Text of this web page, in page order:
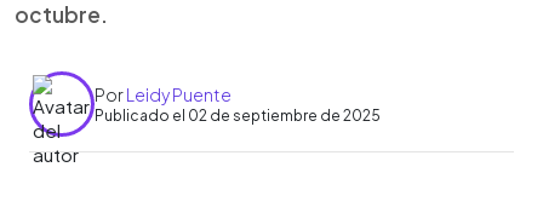
octubre.
PorLeidy Puente
Publicado el 02 de septiembre de 2025